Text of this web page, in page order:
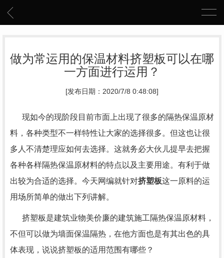
做为常运用的保温材料挤塑板可以在哪
一方面进行运用？
[发布日期：2020/7/8 0:48:08]
现如今的现阶段目前市面上出现了很多的隔热保温原材
料，各种类型不一样特性让大家的选择很多。但这也让很
多人不清楚理应如何去选择。这就务必大伙儿提早去把握
各种各样隔热保温原材料的特点以及主要用途。有利于做
出较为合适的选择。今天网编就针对挤塑板这一原料的运
用场所简单的做出下列讲解。
挤塑板是建筑业物美价廉的建筑施工隔热保温原材料，
不但可以做为墙面保温隔热，在他方面也是有其出色的具
体表现，说说挤塑板的适用范围有哪些？